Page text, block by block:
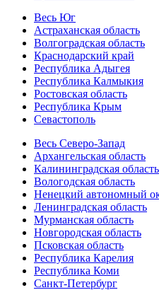
Весь Юг
Астраханская область
Волгоградская область
Краснодарский край
Республика Адыгея
Республика Калмыкия
Ростовская область
Республика Крым
Севастополь
Весь Северо-Запад
Архангельская область
Калининградская область
Вологодская область
Ненецкий автономный
Ленинградская область
Мурманская область
Новгородская область
Псковская область
Республика Карелия
Республика Коми
Санкт-Петербург